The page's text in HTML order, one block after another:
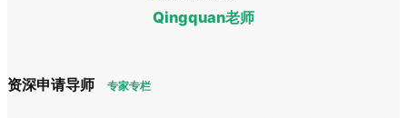
Qingquan老师
资深申请导师 专家专栏